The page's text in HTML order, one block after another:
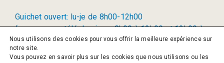
Guichet ouvert: lu-je de 8h00-12h00
(permanence téléphonique: 8h00 à 12h00 et 13h00 à
17h00)
Nous utilisons des cookies pour vous offrir la meilleure expérience sur
notre site.
Vous pouvez en savoir plus sur les cookies que nous utilisons ou les